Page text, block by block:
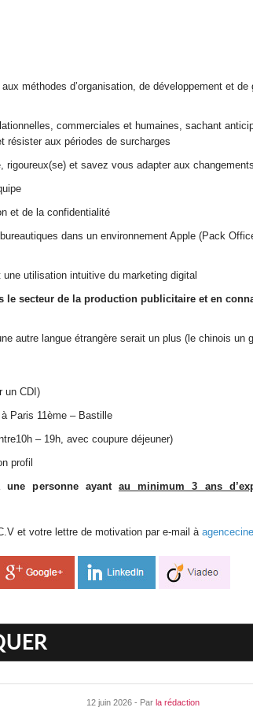
méthodes d’organisation, de développement et de
commerciales et humaines, sachant
résister aux périodes de surcharges
rigoureux(se) et savez vous adapter aux changements
et de la confidentialité
dans un environnement Apple (Pack
utilisation intuitive du marketing digital
le secteur de la production publicitaire et en
autre langue étrangère serait un plus (le chinois un
un CDI)
Paris 11ème – Bastille
– 19h, avec coupure déjeuner)
profil
une personne ayant au minimum 3 ans
et votre lettre de motivation par e-mail à
12 juin 2026 - Par la rédaction